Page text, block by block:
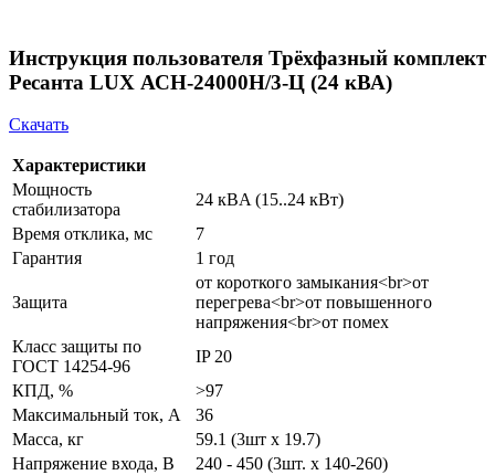
Инструкция пользователя Трёхфазный комплект
Ресанта LUX АСН-24000Н/3-Ц (24 кВА)
Скачать
Характеристики
Мощность
стабилизатора
24 кВA (15..24 кВт)
Время отклика, мс
7
Гарантия
1 год
Защита
от короткого замыкания<br>от
перегрева<br>от повышенного
напряжения<br>от помех
Класс защиты по
ГОСТ 14254-96
IP 20
КПД, %
>97
Максимальный ток, А
36
Масса, кг
59.1 (3шт х 19.7)
Напряжение входа, В
240 - 450 (3шт. х 140-260)